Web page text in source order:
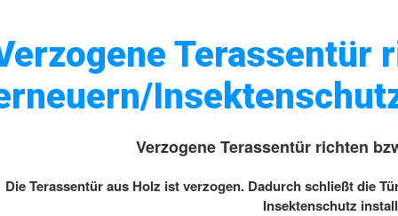
Terassentür
Verzogene Terassentür richten
Die Terassentür aus Holz ist verzogen. Dadurch schließt die
Insektenschutz